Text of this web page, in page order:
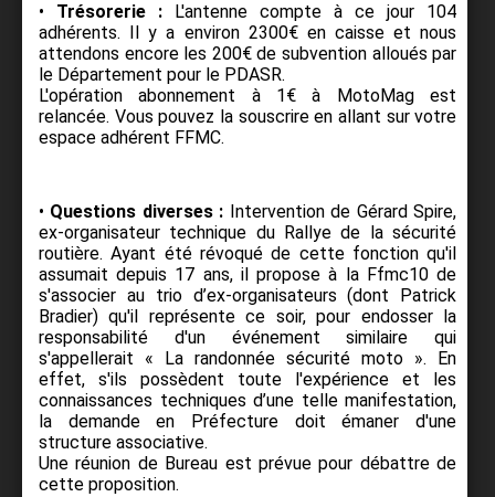
• Trésorerie : L'antenne compte à ce jour 104
adhérents. Il y a environ 2300€ en caisse et nous
attendons encore les 200€ de subvention alloués par
le Département pour le PDASR.
L'opération abonnement à 1€ à MotoMag est
relancée. Vous pouvez la souscrire en allant sur votre
espace adhérent FFMC.
• Questions diverses : Intervention de Gérard Spire,
ex-organisateur technique du Rallye de la sécurité
routière. Ayant été révoqué de cette fonction qu'il
assumait depuis 17 ans, il propose à la Ffmc10 de
s'associer au trio d’ex-organisateurs (dont Patrick
Bradier) qu'il représente ce soir, pour endosser la
responsabilité d'un événement similaire qui
s'appellerait « La randonnée sécurité moto ». En
effet, s'ils possèdent toute l'expérience et les
connaissances techniques d’une telle manifestation,
la demande en Préfecture doit émaner d'une
structure associative.
Une réunion de Bureau est prévue pour débattre de
cette proposition.